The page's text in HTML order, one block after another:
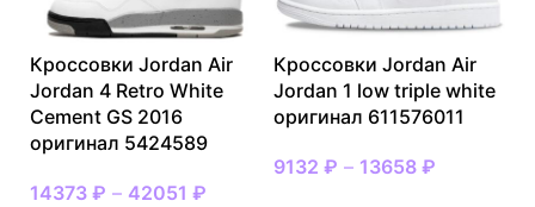
Кроссовки Jordan Air
Jordan 4 Retro White
Cement GS 2016
оригинал 5424589
14373 ₽ – 42051 ₽
Кроссовки Jordan Air
Jordan 1 low triple white
оригинал 611576011
9132 ₽ – 13658 ₽